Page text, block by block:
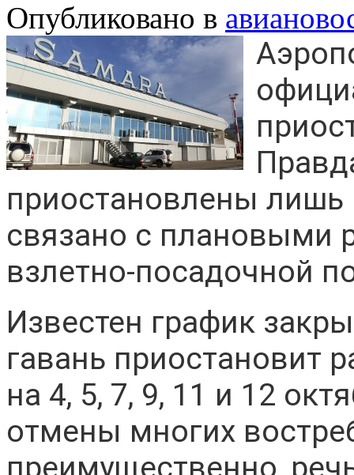
Опубликовано в
приостановлены лишь
связано с плановыми
взлетно-посадочной
Известен график
гавань приостановит
на 4, 5, 7, 9, 11 и 12
отмены многих